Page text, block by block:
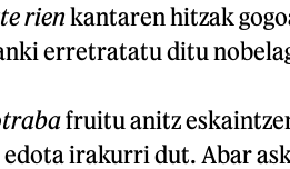
rienkantaren hitzak
erretratatu ditu
fruitu anitz
edota irakurri dut. Abar